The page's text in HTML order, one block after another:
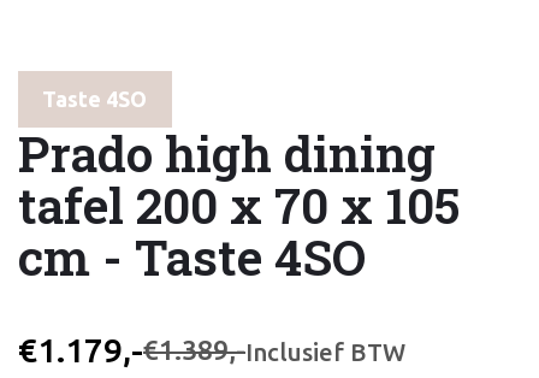
Taste 4SO
Prado high dining
tafel 200 x 70 x 105
cm - Taste 4SO
€1.179,-€1.389,-Inclusief BTW